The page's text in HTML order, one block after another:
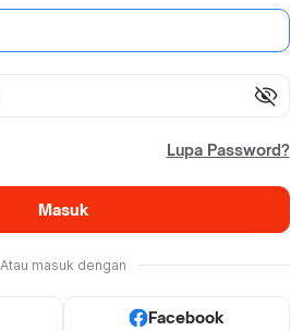
visibility_off
Lupa Password?
Masuk
Atau masuk dengan
Facebook